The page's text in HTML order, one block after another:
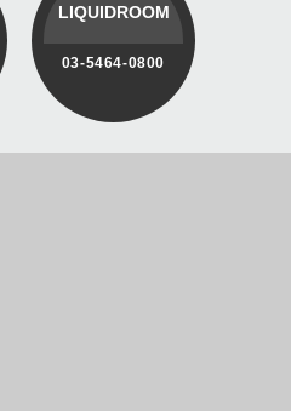
LIQUIDROOM
03-5464-0800